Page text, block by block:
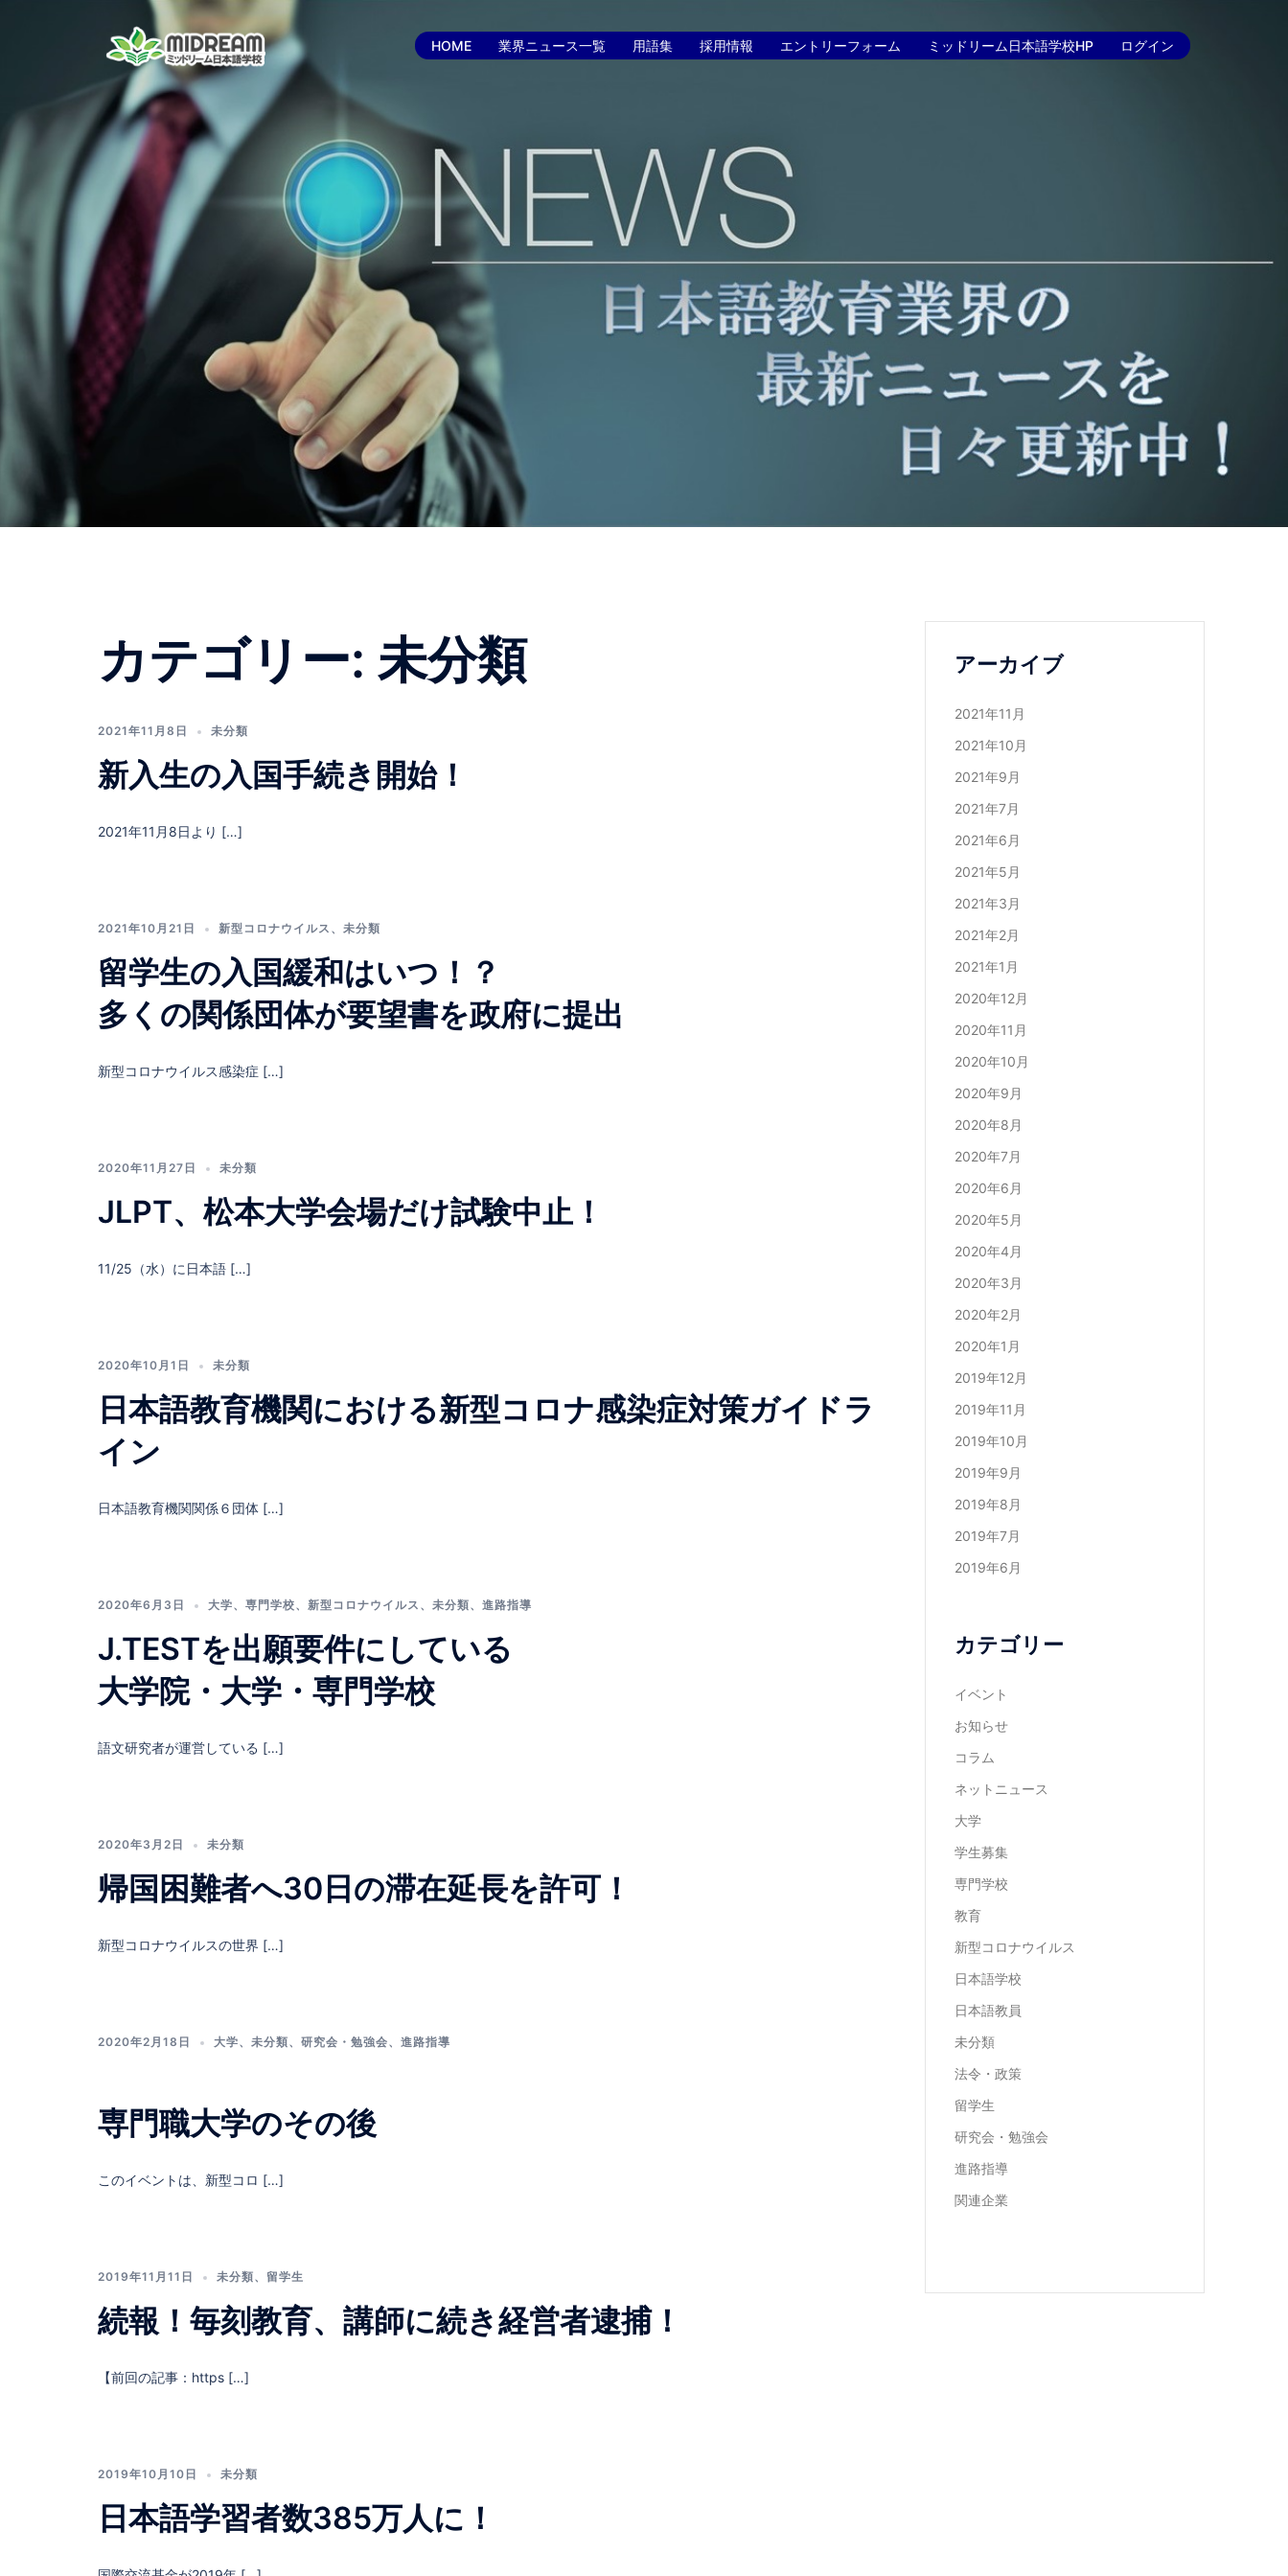
キ
HOME 業界ニュース一覧 用語集 採用情報 エントリーフォーム ミッドリーム日本語学校HP ログイン
カテゴリー: 未分類
2021年11月8日 未分類
新入生の入国手続き開始！
2021年11月8日より […]
2021年10月21日 新型コロナウイルス 、 未分類
留学生の入国緩和はいつ！？
多くの関係団体が要望書を政府に提出
新型コロナウイルス感染症 […]
2020年11月27日 未分類
JLPT、松本大学会場だけ試験中止！
11/25（水）に日本語 […]
2020年10月1日 未分類
日本語教育機関における新型コロナ感染症対策ガイドラ
イン
日本語教育機関関係６団体 […]
2020年6月3日 大学、 専門学校、 新型コロナウイルス 、 未分類、 進路指導
J.TESTを出願要件にしている
大学院・大学・専門学校
語文研究者が運営している […]
2020年3月2日 未分類
帰国困難者へ30日の滞在延長を許可！
新型コロナウイルスの世界 […]
2020年2月18日 大学、 未分類、 研究会・勉強会、 進路指導
専門職大学のその後
このイベントは、新型コロ […]
2019年11月11日 未分類、 留学生
続報！毎刻教育、講師に続き経営者逮捕！
【前回の記事：https […]
2019年10月10日 未分類
日本語学習者数385万人に！
アーカイブ
2021年11月
2021年10月
2021年9月
2021年7月
2021年6月
2021年5月
2021年3月
2021年2月
2021年1月
2020年12月
2020年11月
2020年10月
2020年9月
2020年8月
2020年7月
2020年6月
2020年5月
2020年4月
2020年3月
2020年2月
2020年1月
2019年12月
2019年11月
2019年10月
2019年9月
2019年8月
2019年7月
2019年6月
カテゴリー
イベント
お知らせ
コラム
ネットニュース
大学
学生募集
専門学校
教育
新型コロナウイルス
日本語学校
日本語教員
未分類
法令・政策
留学生
研究会・勉強会
進路指導
関連企業